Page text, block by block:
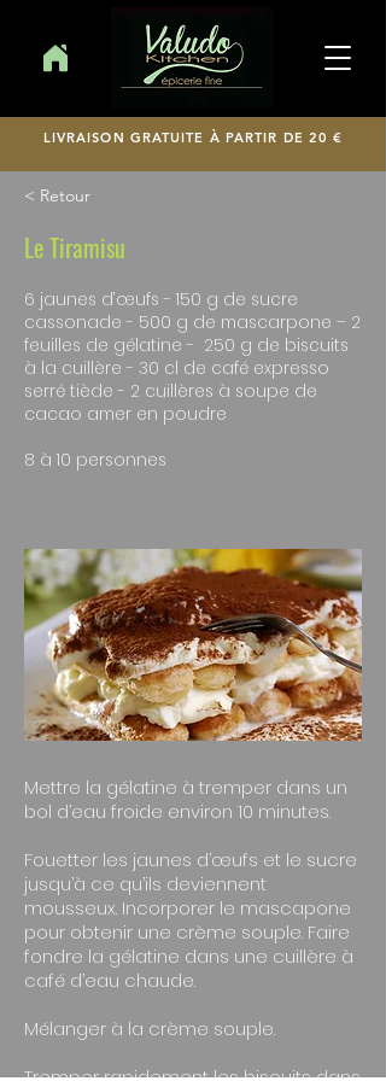
LIVRAISON GRATUITE À PARTIR DE 20 €
< Retour
Le Tiramisu
6 jaunes d’œufs - 150 g de sucre
cassonade - 500 g de mascarpone – 2
feuilles de gélatine - 250 g de biscuits
à la cuillère - 30 cl de café expresso
serré tiède - 2 cuillères à soupe de
cacao amer en poudre
8 à 10 personnes
Mettre la gélatine à tremper dans un
bol d’eau froide environ 10 minutes.
Fouetter les jaunes d’œufs et le sucre
jusqu’à ce qu’ils deviennent
mousseux. Incorporer le mascapone
pour obtenir une crème souple. Faire
fondre la gélatine dans une cuillère à
café d’eau chaude.
Mélanger à la crème souple.